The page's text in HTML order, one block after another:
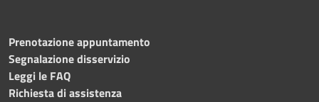
Prenotazione appuntamento
Segnalazione disservizio
Leggi le FAQ
Richiesta di assistenza